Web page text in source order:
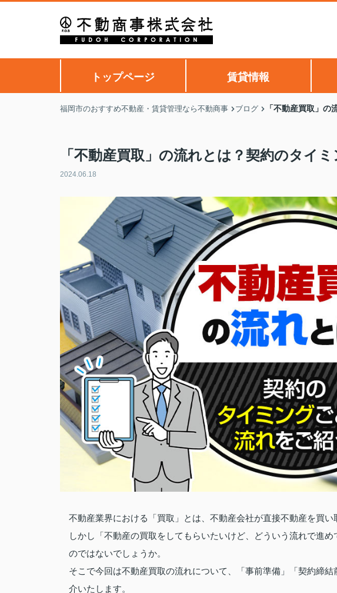
トップページ 賃貸情報
福岡市のおすすめ不動産・賃貸管理なら不動商事 ブログ 「不動産買取」
「不動産買取」の流れとは？契約のタイ
2024.06.18
不動産業界における「買取」とは、不動産会社が直接不動産を買い
しかし「不動産の買取をしてもらいたいけど、どういう流れで進
のではないでしょうか。
そこで今回は不動産買取の流れについて、「事前準備」「契約締
介いたします。